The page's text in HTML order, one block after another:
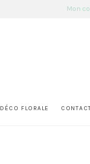
Mon
DÉCO FLORALE